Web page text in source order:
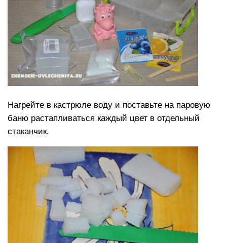
Нагрейте в кастрюле воду и поставьте на паровую
баню растапливаться каждый цвет в отдельный
стаканчик.